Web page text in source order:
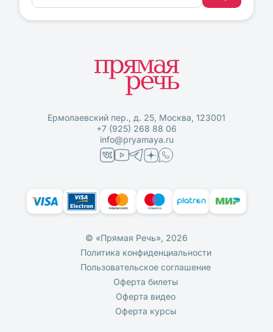
Ермолаевский пер., д. 25, Москва, 123001
+7 (925) 268 88 06
info@pryamaya.ru
© «Прямая Речь», 2026
Политика конфиденциальности
Пользовательское соглашение
Оферта билеты
Оферта видео
Оферта курсы